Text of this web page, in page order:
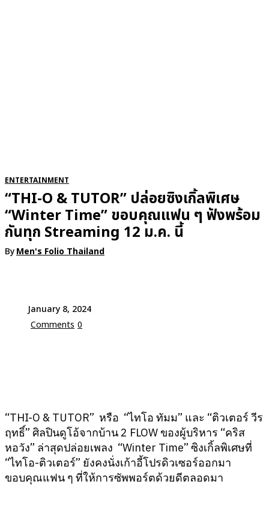
January 8, 2024
Comments 0
ENTERTAINMENT
“THI-O & TUTOR” ปล่อยซิงเกิ้ลพิเศษ
“Winter Time” ขอบคุณแฟน ๆ ฟังพร้อม
กันทุก Streaming 12 ม.ค. นี้
ByMen's Folio Thailand
“THI-O & TUTOR” หรือ “ไทโอ ทัมม” และ “ติวเตอร์ วีร
ฤทธิ์” ศิลปินดูโอ้จากบ้าน 2 FLOW ของผู้บริหาร “คริส
หอวัง” ล่าสุดปล่อยเพลง “Winter Time” ซิงเกิ้ลพิเศษที่
“ไทโอ-ติวเตอร์” ยังคงนั่งเก้าอี้โปรดิวเซอร์ออกมา
ขอบคุณแฟน ๆ ที่ให้การซัพพอร์ตด้วยดีตลอดมา